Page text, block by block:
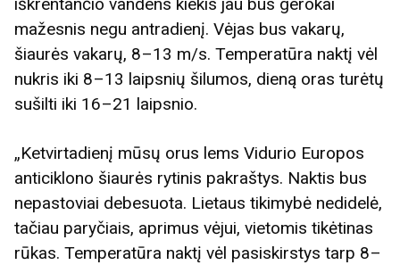
iškrentančio vandens kiekis jau bus gerokai
mažesnis negu antradienį. Vėjas bus vakarų,
šiaurės vakarų, 8–13 m/s. Temperatūra naktį vėl
nukris iki 8–13 laipsnių šilumos, dieną oras turėtų
sušilti iki 16–21 laipsnio.
„Ketvirtadienį mūsų orus lems Vidurio Europos
anticiklono šiaurės rytinis pakraštys. Naktis bus
nepastoviai debesuota. Lietaus tikimybė nedidelė,
tačiau paryčiais, aprimus vėjui, vietomis tikėtinas
rūkas. Temperatūra naktį vėl pasiskirstys tarp 8–